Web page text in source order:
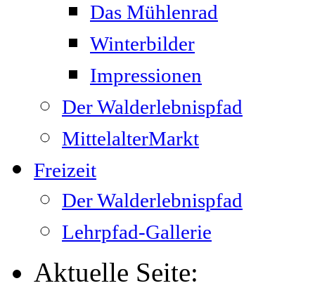
Das Mühlenrad
Winterbilder
Impressionen
Der Walderlebnispfad
MittelalterMarkt
Freizeit
Der Walderlebnispfad
Lehrpfad-Gallerie
Aktuelle Seite: